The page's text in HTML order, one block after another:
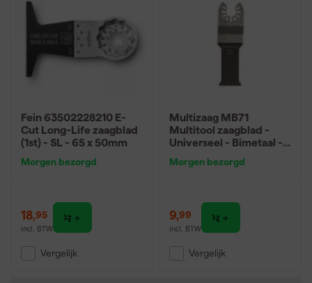
Fein 63502228210 E-
Cut Long-Life zaagblad
(1st) - SL - 65 x 50mm
Morgen bezorgd
18,95
incl. BTW
Vergelijk
Multizaag MB71
Multitool zaagblad -
Universeel - Bimetaal -
Morgen bezorgd
9,99
incl. BTW
Vergelijk